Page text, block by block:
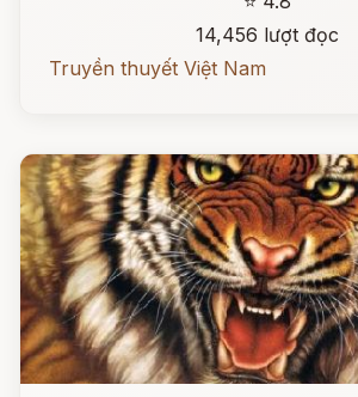
14,456 lượt đọc
Truyền thuyết Việt Nam